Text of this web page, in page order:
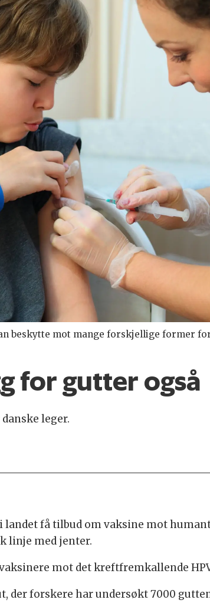
beskytte mot mange forskjellige former
for gutter også
leger.
landet få tilbud om vaksine mot
linje med jenter.
mot det kreftfremkallende
der forskere har undersøkt 7000